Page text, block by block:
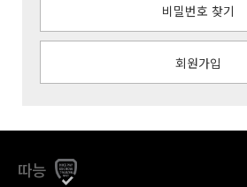
비밀번호 찾기
회원가입
따능